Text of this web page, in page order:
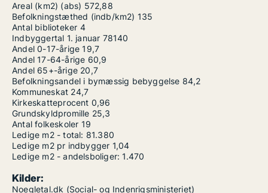
Areal (km2) (abs) 572,88
Befolkningstæthed (indb/km2) 135
Antal biblioteker 4
Indbyggertal 1. januar 78140
Andel 0-17-årige 19,7
Andel 17-64-årige 60,9
Andel 65+-årige 20,7
Befolkningsandel i bymæssig bebyggelse 84,2
Kommuneskat 24,7
Kirkeskatteprocent 0,96
Grundskyldpromille 25,3
Antal folkeskoler 19
Ledige m2 - total: 81.380
Ledige m2 pr indbygger 1,04
Ledige m2 - andelsboliger: 1.470
Kilder:
Noegletal.dk (Social- og Indenrigsministeriet)